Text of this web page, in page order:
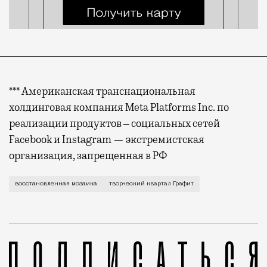
*** Американская транснациональная
холдинговая компания Meta Platforms Inc. по
реализации продуктов ‒ социальных сетей
Facebook и Instagram — экстремистская
организация, запрещенная в РФ
восстановленная мозаика творческий квартал Графит